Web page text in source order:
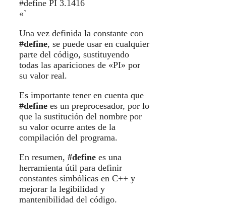
#define PI 3.1416
«`
Una vez definida la constante con
#define, se puede usar en cualquier
parte del código, sustituyendo
todas las apariciones de «PI» por
su valor real.
Es importante tener en cuenta que
#define es un preprocesador, por lo
que la sustitución del nombre por
su valor ocurre antes de la
compilación del programa.
En resumen, #define es una
herramienta útil para definir
constantes simbólicas en C++ y
mejorar la legibilidad y
mantenibilidad del código.